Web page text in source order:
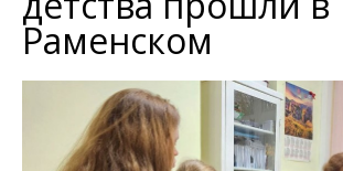
Раменском